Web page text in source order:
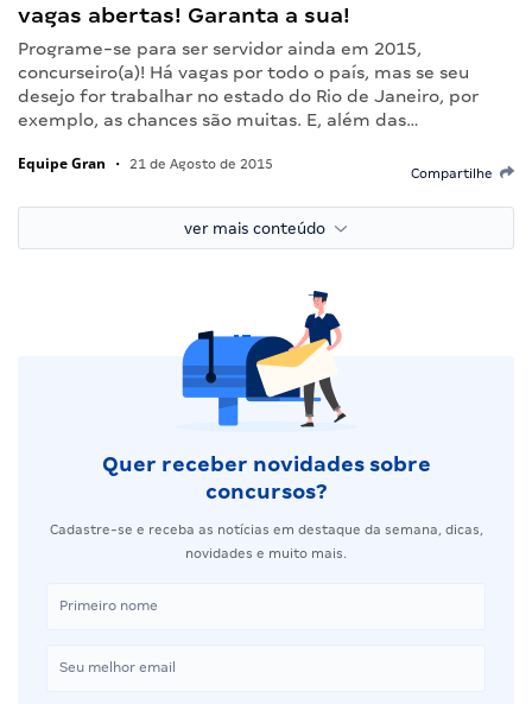
vagas abertas! Garanta a sua!
Programe-se para ser servidor ainda em 2015,
concurseiro(a)! Há vagas por todo o país, mas se seu
desejo for trabalhar no estado do Rio de Janeiro, por
exemplo, as chances são muitas. E, além das…
Equipe Gran • 21 de Agosto de 2015
Compartilhe
ver mais conteúdo
Quer receber novidades sobre
concursos?
Cadastre-se e receba as notícias em destaque da semana, dicas,
novidades e muito mais.